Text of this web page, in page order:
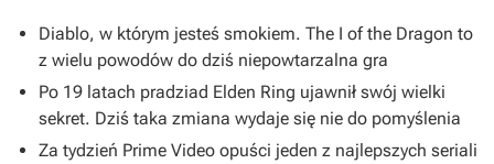
Diablo, w którym jesteś smokiem. The I of the Dragon to
z wielu powodów do dziś niepowtarzalna gra
Po 19 latach pradziad Elden Ring ujawnił swój wielki
sekret. Dziś taka zmiana wydaje się nie do pomyślenia
Za tydzień Prime Video opuści jeden z najlepszych seriali